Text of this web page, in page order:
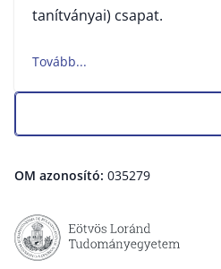
tanítványai) csapat.
OM azonosító: 035279